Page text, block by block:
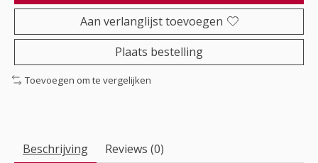
Aan verlanglijst toevoegen
Plaats bestelling
Toevoegen om te vergelijken
Beschrijving Reviews (0)